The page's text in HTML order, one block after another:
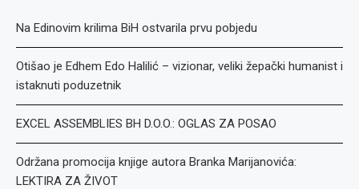
Na Edinovim krilima BiH ostvarila prvu pobjedu
Otišao je Edhem Edo Halilić – vizionar, veliki žepački humanist i
istaknuti poduzetnik
EXCEL ASSEMBLIES BH D.O.O.: OGLAS ZA POSAO
Održana promocija knjige autora Branka Marijanovića:
LEKTIRA ZA ŽIVOT